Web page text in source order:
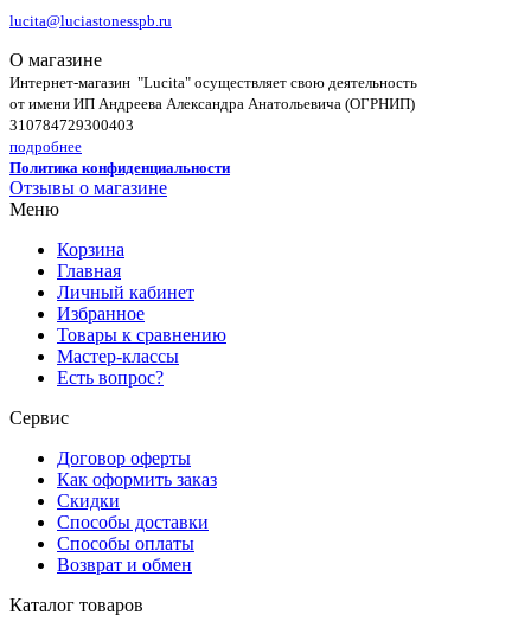
lucita@luciastonesspb.ru
О магазине
Интернет-магазин "Lucita" осуществляет свою деятельность
от имени ИП Андреева Александра Анатольевича (ОГРНИП)
310784729300403
подробнее
Политика конфиденциальности
Отзывы о магазине
Меню
Корзина
Главная
Личный кабинет
Избранное
Товары к сравнению
Мастер-классы
Есть вопрос?
Сервис
Договор оферты
Как оформить заказ
Скидки
Способы доставки
Способы оплаты
Возврат и обмен
Каталог товаров